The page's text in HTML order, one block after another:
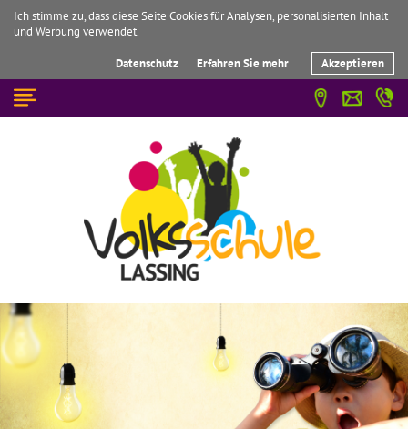
Ich stimme zu, dass diese Seite Cookies für Analysen, personalisierten Inhalt
und Werbung verwendet.
Datenschutz Erfahren Sie mehr Akzeptieren
☰